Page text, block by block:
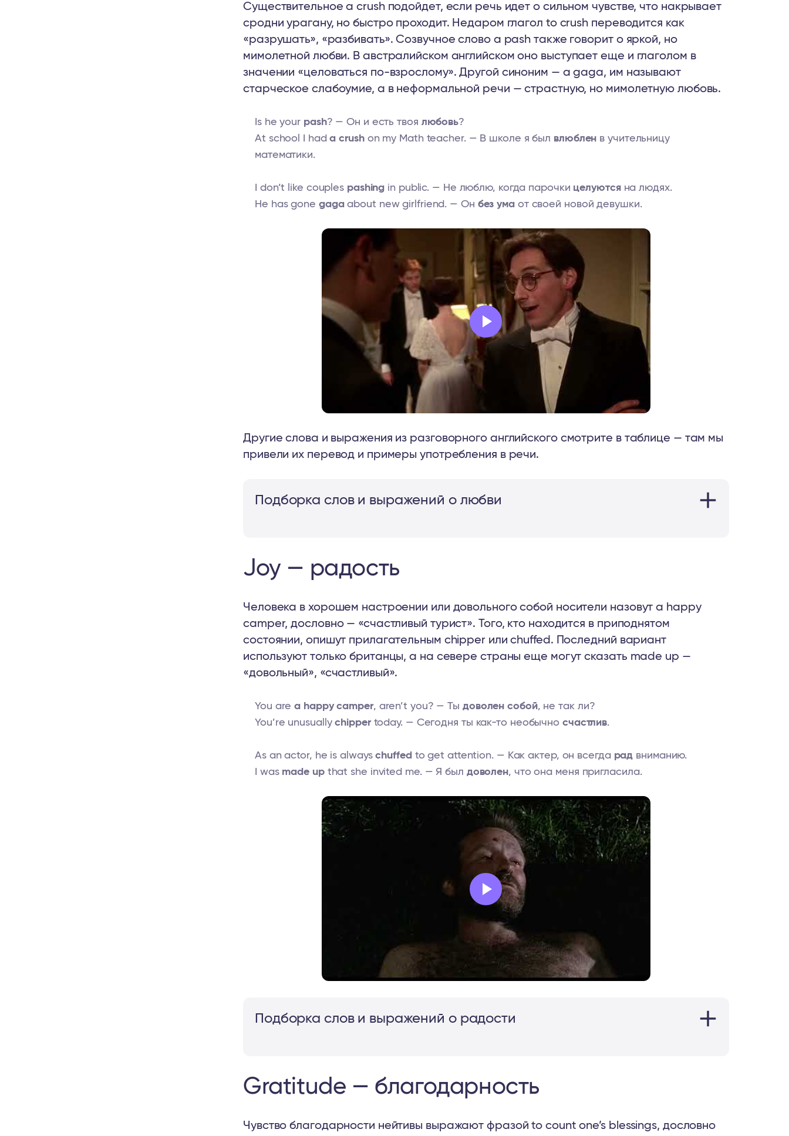
Существительное a crush подойдет, если речь идет о сильном чувстве, что накрывает
сродни урагану, но быстро проходит. Недаром глагол to crush переводится как
«разрушать», «разбивать». Созвучное слово a pash также говорит о яркой, но
мимолетной любви. В австралийском английском оно выступает еще и глаголом в
значении «целоваться по-взрослому». Другой синоним — a gaga, им называют
старческое слабоумие, а в неформальной речи — страстную, но мимолетную любовь.
Is he your pash? — Он и есть твоя любовь?
At school I hada crushon my Math teacher. — В школе я был влюблен в учительницу
математики.
I don’t like couples pashing in public. — Не люблю, когда парочки целуютсяна людях.
He has gone gagaabout new girlfriend. — Он без умаот своей новой девушки.
Другие слова и выражения из разговорного английского смотрите в таблице — там мы
привели их перевод и примеры употребления в речи.
Подборка слов и выражений о любви
Joy — радость
Человека в хорошем настроении или довольного собой носители назовут a happy
camper, дословно — «счастливый турист». Того, кто находится в приподнятом
состоянии, опишут прилагательным chipper или chuffed. Последний вариант
используют только британцы, а на севере страны еще могут сказать made up —
«довольный», «счастливый».
You area happy camper, aren’t you? — Ты доволен собой, не так ли?
You’re unusuallychippertoday. — Сегодня ты как-то необычно счастлив.
As an actor, he is alwayschuffed to get attention. — Как актер, он всегда рад вниманию.
I was made upthat she invited me. — Я был доволен, что она меня пригласила.
Подборка слов и выражений о радости
Gratitude — благодарность
Чувство благодарности нейтивы выражают фразой to count one’s blessings, дословно